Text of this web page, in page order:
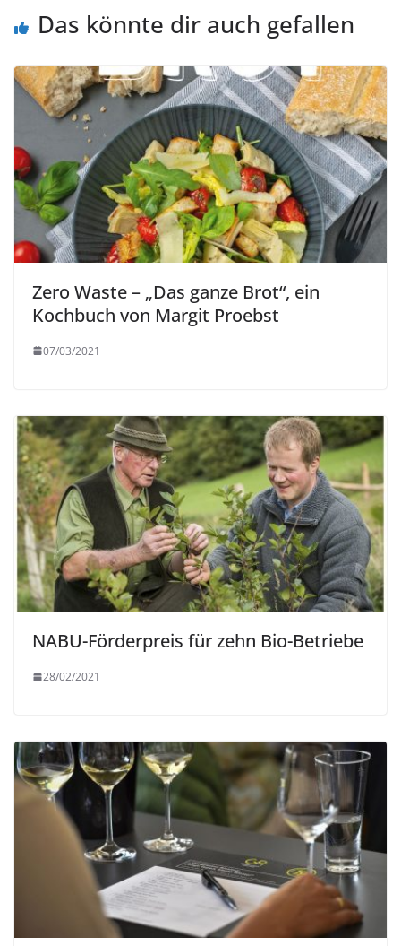
Das könnte dir auch gefallen
Zero Waste – „Das ganze Brot“, ein
Kochbuch von Margit Proebst
07/03/2021
NABU-Förderpreis für zehn Bio-Betriebe
28/02/2021